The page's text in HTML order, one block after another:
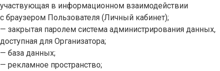
участвующая в информационном взаимодействии
с браузером Пользователя (Личный кабинет);
— закрытая паролем система администрирования данных,
доступная для Организатора;
— база данных;
— рекламное пространство;